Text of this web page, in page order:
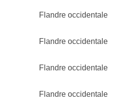
Flandre occidentale
Flandre occidentale
Flandre occidentale
Flandre occidentale